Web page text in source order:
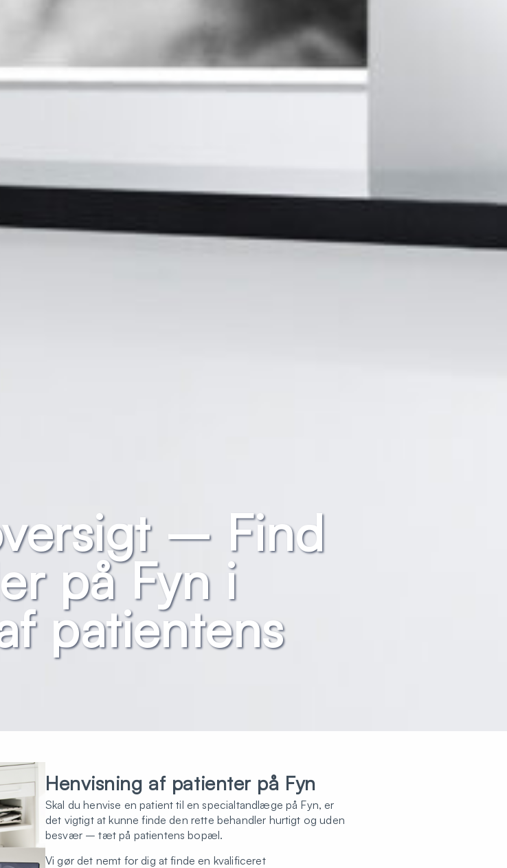
– Find
på Fyn i
patientens
Henvisning af patienter på Fyn
Skal du henvise en patient til en specialtandlæge på Fyn, er
det vigtigt at kunne finde den rette behandler hurtigt og uden
besvær – tæt på patientens bopæl.
Vi gør det nemt for dig at finde en kvalificeret